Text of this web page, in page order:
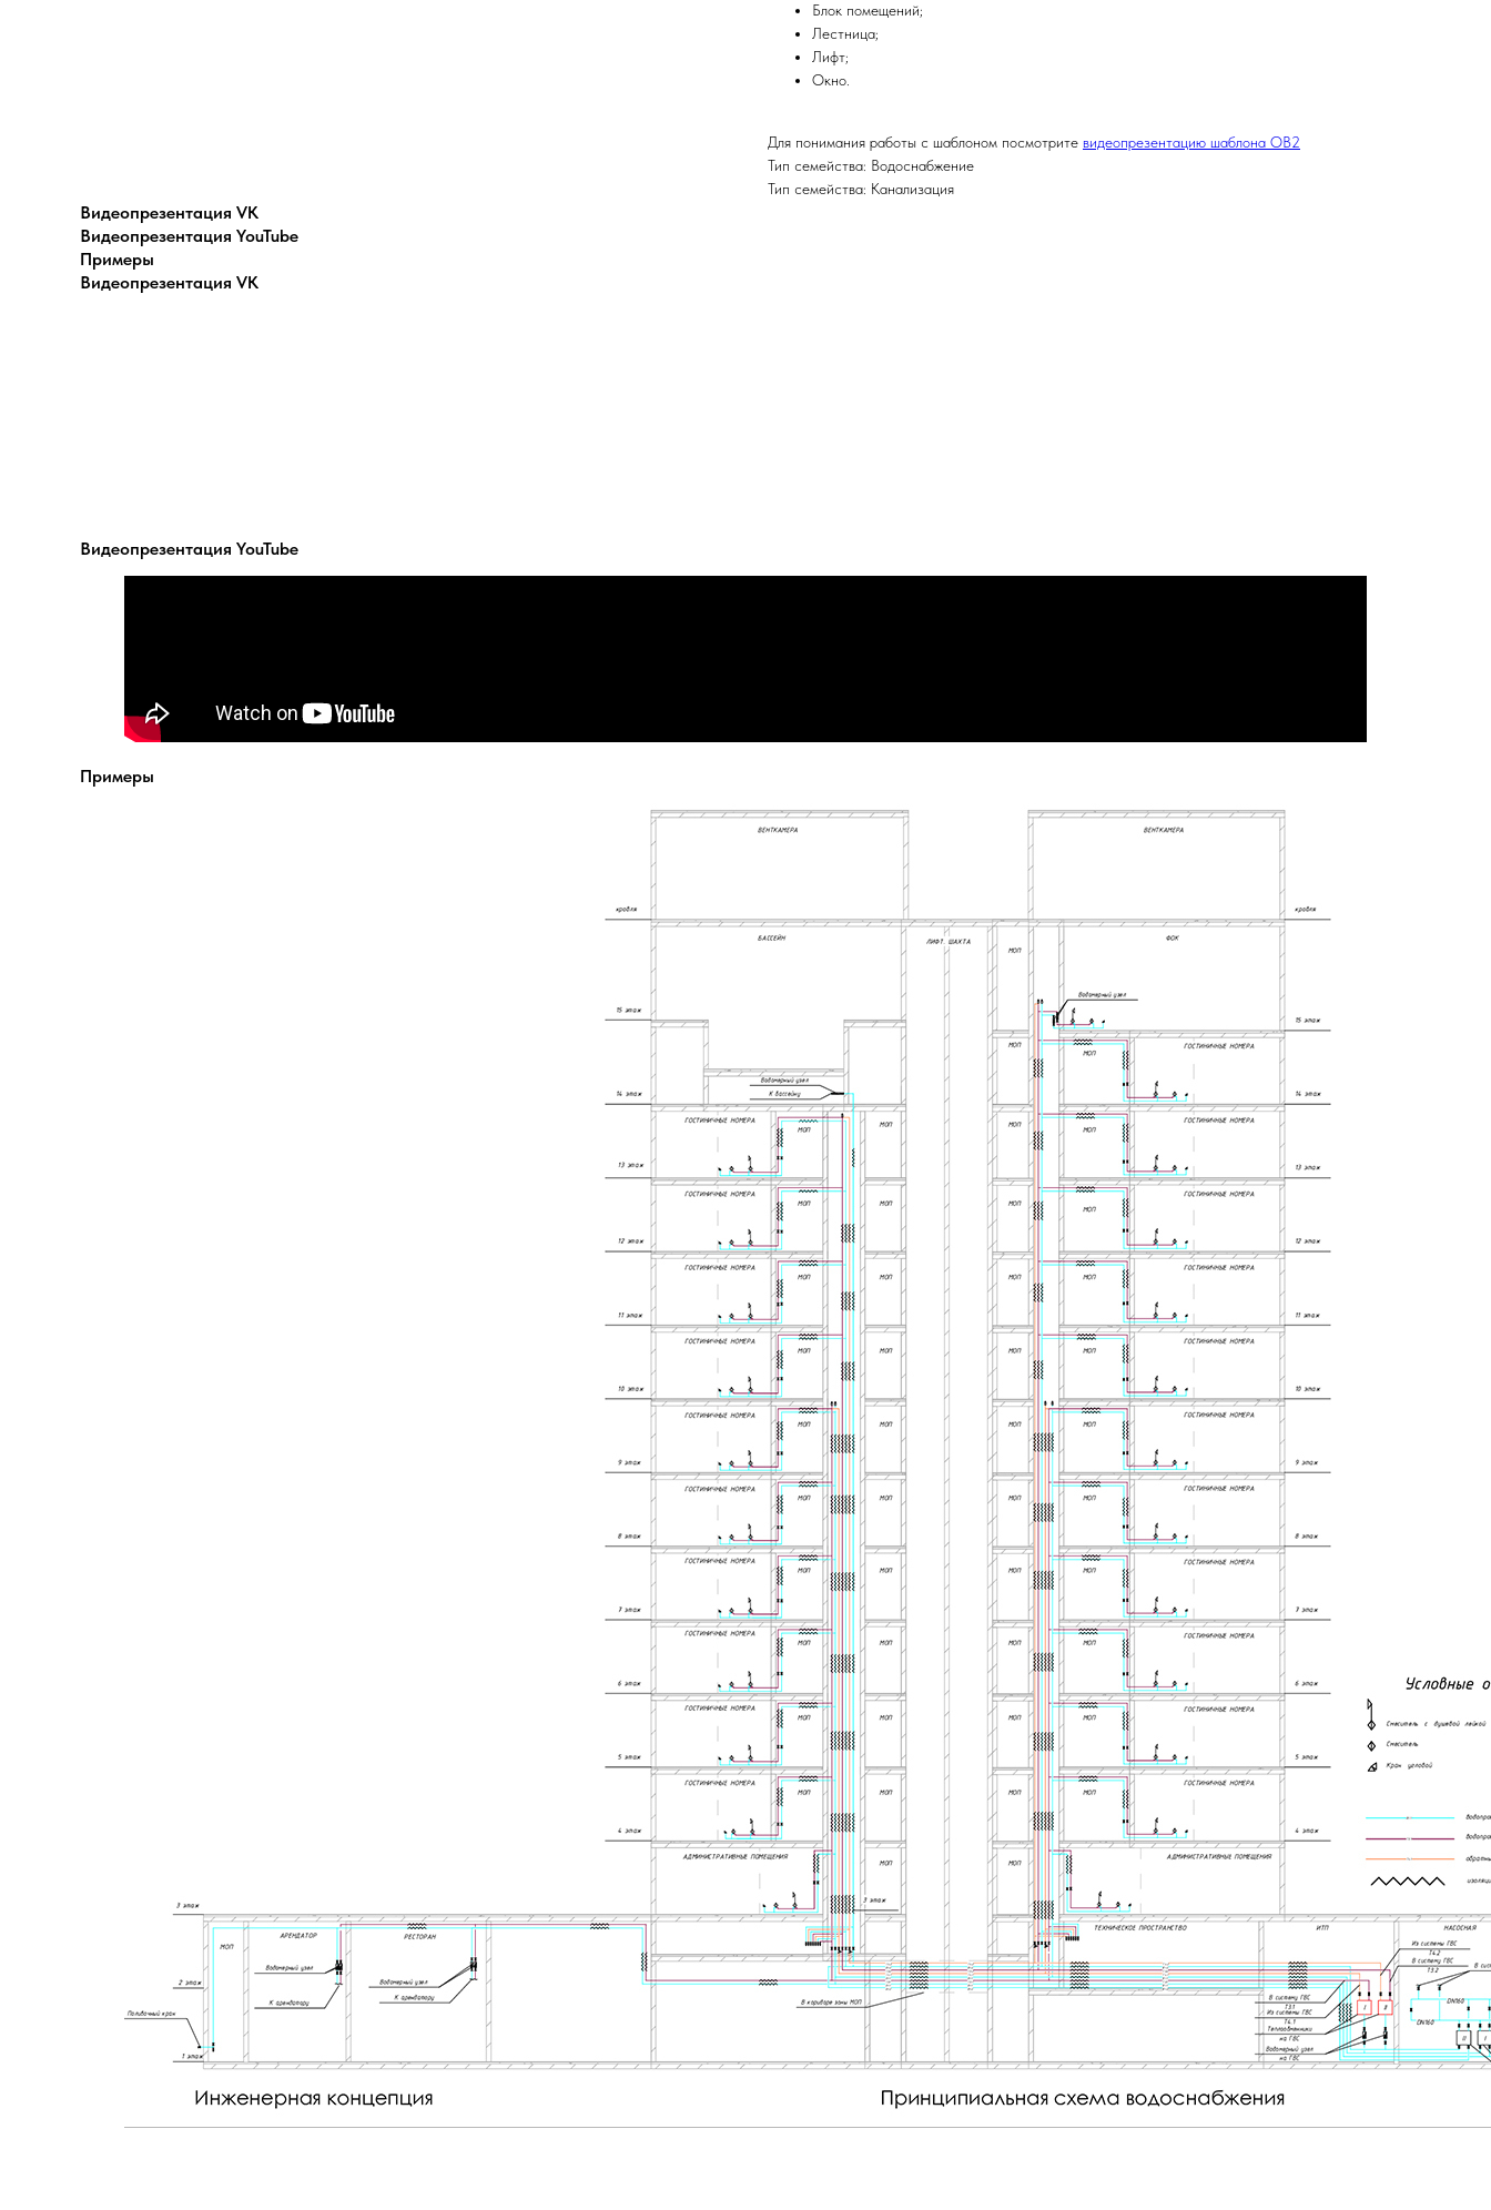
Блок помещений;
Лестница;
Лифт;
Окно.
Для понимания работы с шаблоном посмотрите видеопрезентацию шаблона ОВ2
Тип семейства: Водоснабжение
Тип семейства: Канализация
Видеопрезентация VK
Видеопрезентация YouTube
Примеры
Видеопрезентация VK
Видеопрезентация YouTube
Примеры